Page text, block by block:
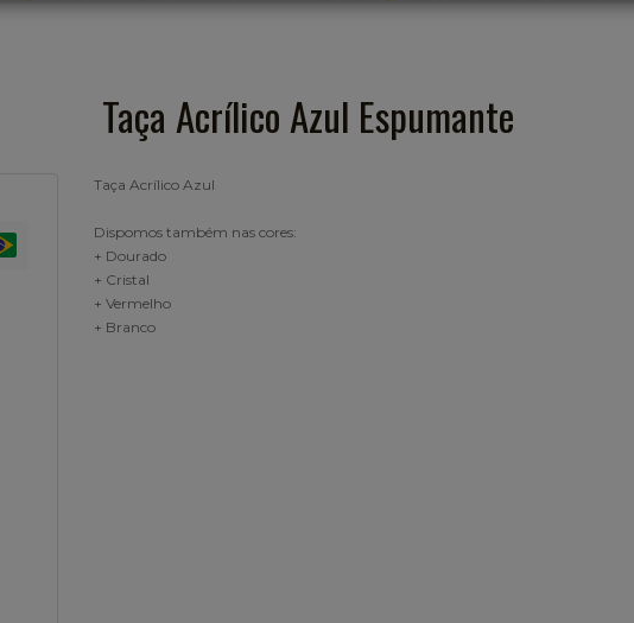
Taça Acrílico Azul Espumante
Taça Acrílico Azul
Dispomos também nas cores:
+ Dourado
+ Cristal
+ Vermelho
+ Branco